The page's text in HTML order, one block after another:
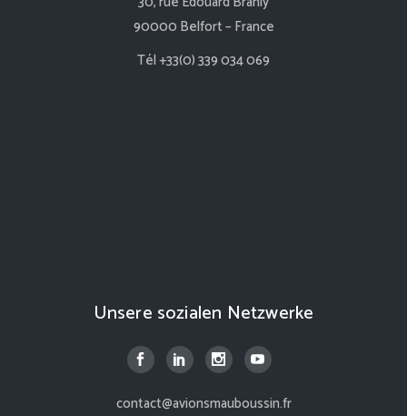
90000 Belfort – France
Tél +33(0) 339 034 069
Unsere sozialen Netzwerke
contact@avionsmauboussin.fr